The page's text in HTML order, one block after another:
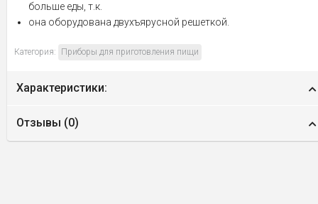
больше еды, т.к.
она оборудована двухъярусной решеткой.
Категория: Приборы для приготовления пищи
Характеристики:
Отзывы (0)